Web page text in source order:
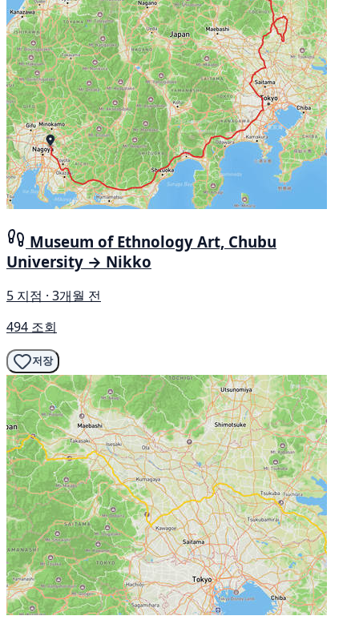
Museum of Ethnology Art, Chubu
University → Nikko
5 지점 · 3개월 전
494 조회
저장